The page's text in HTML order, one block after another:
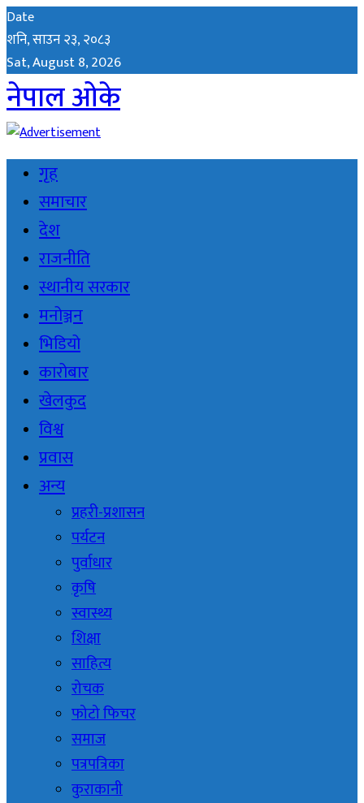
Date
शनि, साउन २३, २०८३
Sat, August 8, 2026
नेपाल ओके
गृह
समाचार
देश
राजनीति
स्थानीय सरकार
मनोञ्जन
भिडियो
कारोबार
खेलकुद
विश्व
प्रवास
अन्य
प्रहरी-प्रशासन
पर्यटन
पुर्वाधार
कृषि
स्वास्थ्य
शिक्षा
साहित्य
रोचक
फोटो फिचर
समाज
पत्रपत्रिका
कुराकानी